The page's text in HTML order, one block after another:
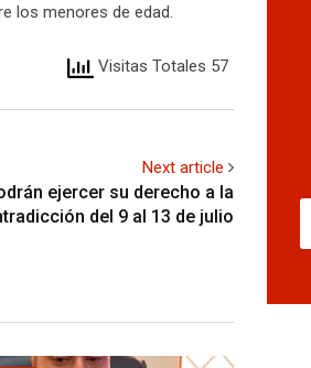
los menores de edad.
Visitas Totales 57
Next article
ejercer su derecho a la
del 9 al 13 de julio